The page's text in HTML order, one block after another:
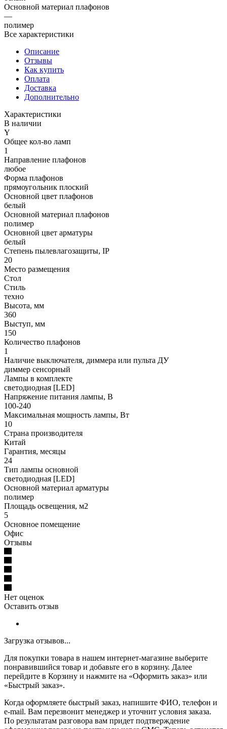
Основной материал плафонов
—
полимер
Все характеристики
Описание
Отзывы
Как купить
Оплата
Доставка
Дополнительно
Характеристики
В наличии
Y
Общее кол-во ламп
1
Направление плафонов
любое
Форма плафонов
прямоугольник плоский
Основной цвет плафонов
белый
Основной материал плафонов
полимер
Основной цвет арматуры
белый
Степень пылевлагозащиты, IP
20
Место размещения
Стол
Стиль
техно
Высота, мм
360
Выступ, мм
150
Количество плафонов
1
Наличие выключателя, диммера или пульта ДУ
диммер сенсорный
Лампы в комплекте
светодиодная [LED]
Напряжение питания лампы, В
100-240
Максимальная мощность лампы, Вт
10
Страна производителя
Китай
Гарантия, месяцы
24
Тип лампы основной
светодиодная [LED]
Основной материал арматуры
полимер
Площадь освещения, м2
5
Основное помещение
Офис
Отзывы
Нет оценок
Оставить отзыв
Загрузка отзывов...
Для покупки товара в нашем интернет-магазине выберите
понравившийся товар и добавьте его в корзину. Далее
перейдите в Корзину и нажмите на «Оформить заказ» или
«Быстрый заказ».
Когда оформляете быстрый заказ, напишите ФИО, телефон и
e-mail. Вам перезвонит менеджер и уточнит условия заказа.
По результатам разговора вам придет подтверждение